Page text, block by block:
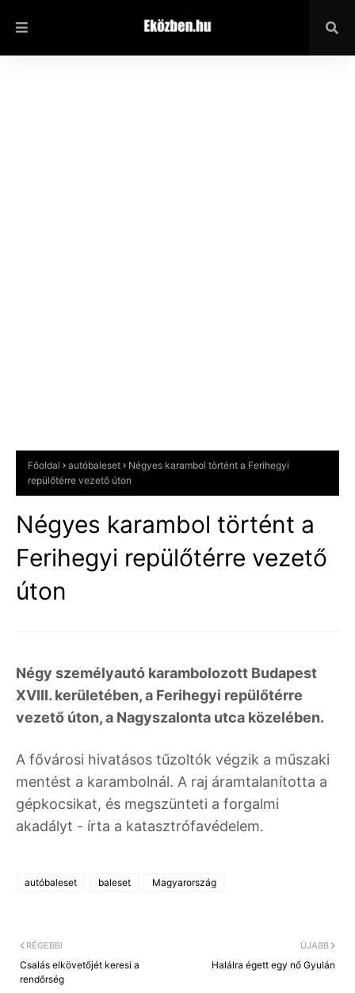
Főoldal autóbaleset
Négyes karambol történt a Ferihegyi
repülőtérre vezető úton
Négyes karambol történt a
Ferihegyi repülőtérre vezető
úton
Négy személyautó karambolozott Budapest
XVIII. kerületében, a Ferihegyi repülőtérre
vezető úton, a Nagyszalonta utca közelében.
A fővárosi hivatásos tűzoltók végzik a műszaki
mentést a karambolnál. A raj áramtalanította a
gépkocsikat, és megszünteti a forgalmi
akadályt - írta a katasztrófavédelem.
autóbaleset baleset Magyarország
ÚJABB
Halálra égett egy nő Gyulán
RÉGEBBI
Csalás elkövetőjét keresi a
rendőrség